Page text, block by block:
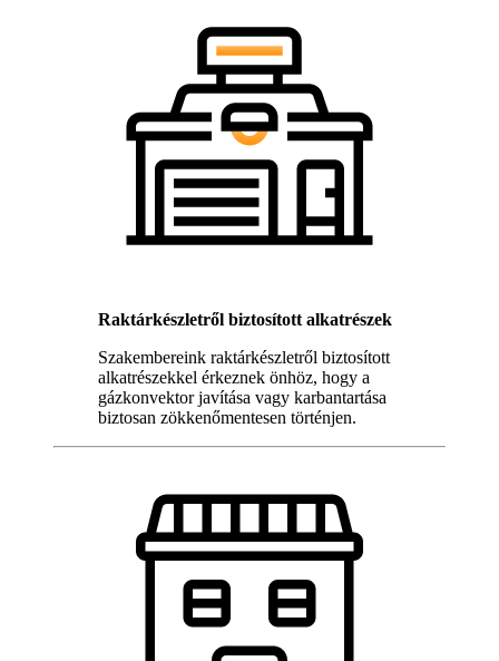
Raktárkészletről biztosított alkatrészek
Szakembereink raktárkészletről biztosított
alkatrészekkel érkeznek önhöz, hogy a
gázkonvektor javítása vagy karbantartása
biztosan zökkenőmentesen történjen.